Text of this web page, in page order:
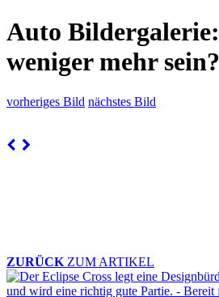
Auto
weniger mehr sein?
vorheriges Bild nächstes Bild
ZURÜCK ZUM ARTIKEL